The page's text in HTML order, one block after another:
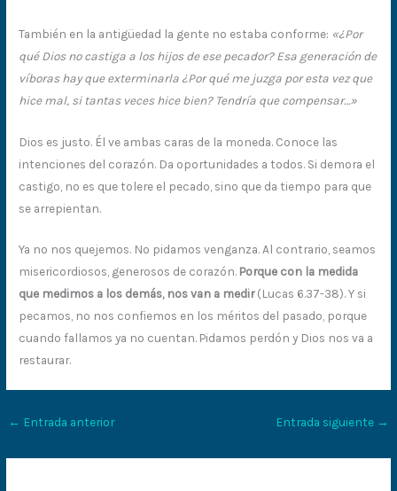
También en la antigüedad la gente no estaba conforme: «¿Por
qué Dios no castiga a los hijos de ese pecador? Esa generación de
víboras hay que exterminarla ¿Por qué me juzga por esta vez que
hice mal, si tantas veces hice bien? Tendría que compensar…»
Dios es justo. Él ve ambas caras de la moneda. Conoce las
intenciones del corazón. Da oportunidades a todos. Si demora el
castigo, no es que tolere el pecado, sino que da tiempo para que
se arrepientan.
Ya no nos quejemos. No pidamos venganza. Al contrario, seamos
misericordiosos, generosos de corazón. Porque con la medida
que medimos a los demás, nos van a medir(Lucas 6.37-38). Y si
pecamos, no nos confiemos en los méritos del pasado, porque
cuando fallamos ya no cuentan. Pidamos perdón y Dios nos va a
restaurar.
← Entrada anterior Entrada siguiente →